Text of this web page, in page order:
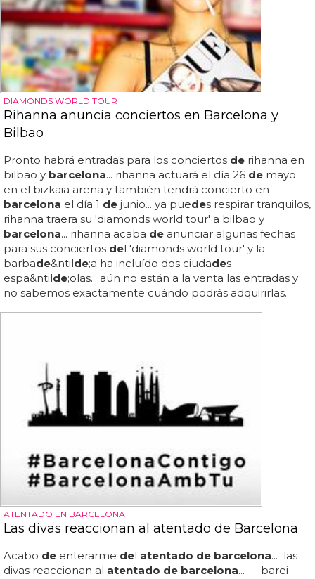
DIAMONDS WORLD TOUR
Rihanna anuncia conciertos en Barcelona y
Bilbao
Pronto habrá entradas para los conciertos de rihanna en
bilbao y barcelona... rihanna actuará el día 26 de mayo
en el bizkaia arena y también tendrá concierto en
barcelona el día 1 de junio... ya puedes respirar tranquilos,
rihanna traera su 'diamonds world tour' a bilbao y
barcelona... rihanna acaba de anunciar algunas fechas
para sus conciertos del 'diamonds world tour' y la
barbade&ntilde;a ha incluído dos ciudades
espa&ntilde;olas... aún no están a la venta las entradas y
no sabemos exactamente cuándo podrás adquirirlas...
ATENTADO EN BARCELONA
Las divas reaccionan al atentado de Barcelona
Acabo de enterarme del atentado de barcelona... las
divas reaccionan al atentado de barcelona... — barei